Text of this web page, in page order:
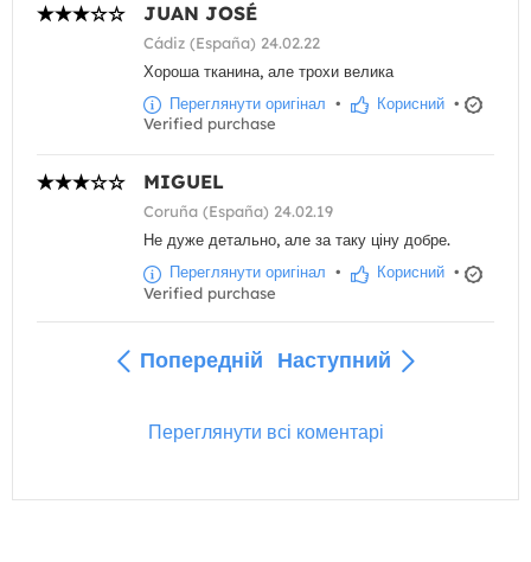
JUAN JOSÉ
Cádiz (España) 24.02.22
Хороша тканина, але трохи велика
Переглянути оригінал • Корисний •
Verified purchase
MIGUEL
Coruña (España) 24.02.19
Не дуже детально, але за таку ціну добре.
Переглянути оригінал • Корисний •
Verified purchase
Попередній Наступний
Переглянути всі коментарі